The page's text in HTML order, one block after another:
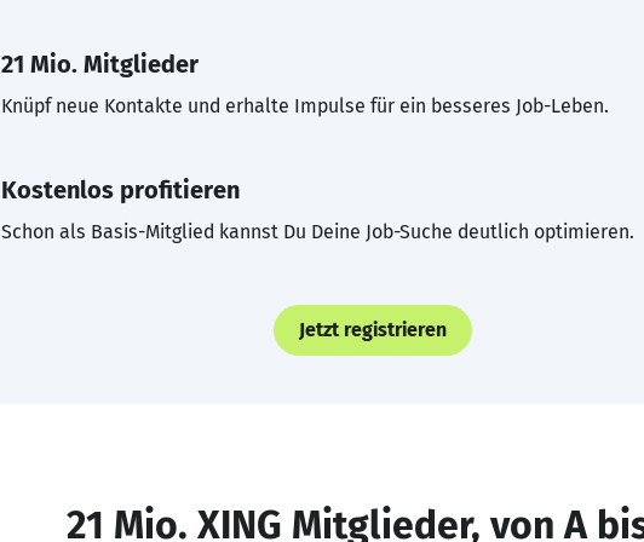
21 Mio. Mitglieder
Knüpf neue Kontakte und erhalte Impulse für ein besseres Job-Leben.
Kostenlos profitieren
Schon als Basis-Mitglied kannst Du Deine Job-Suche deutlich optimieren.
Jetzt registrieren
21 Mio. XING Mitglieder, von A